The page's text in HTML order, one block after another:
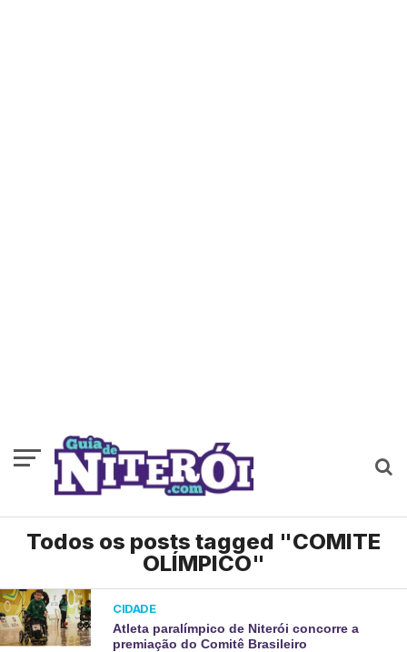
Todos os posts tagged "COMITE
OLÍMPICO"
CIDADE
Atleta paralímpico de Niterói concorre a
premiação do Comitê Brasileiro